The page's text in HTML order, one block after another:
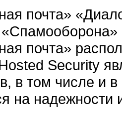
почта»
почта»
Security
в том числе и
на надежности